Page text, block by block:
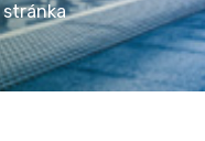
stránka